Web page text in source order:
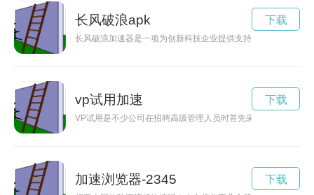
长风破浪apk
长风破浪加速器是一项为创新科技企业提供支持和加速发展的
下载
vp试用加速
VP试用是不少公司在招聘高级管理人员时首先采取的步骤。而
下载
加速浏览器-2345 下载